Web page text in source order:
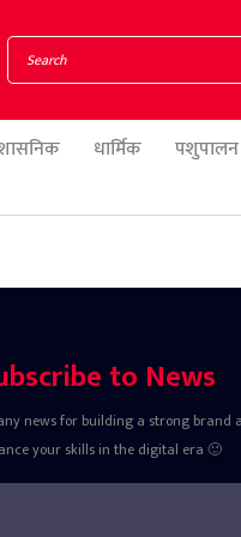
धार्मिक
पशुपालन
to News
news for building a strong brand
your skills in the digital era 🙂